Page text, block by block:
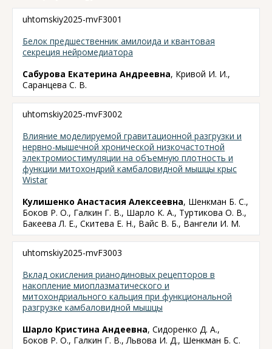
uhtomskiy2025-mvF3001
Белок предшественник амилоида и квантовая
секреция нейромедиатора
Сабурова Екатерина Андреевна, Кривой И. И.,
Саранцева С. В.
uhtomskiy2025-mvF3002
Влияние моделируемой гравитационной разгрузки и
нервно-мышечной хронической низкочастотной
электромиостимуляции на объемную плотность и
функции митохондрий камбаловидной мышцы крыс
Wistar
Кулишенко Анастасия Алексеевна, Шенкман Б. С.,
Боков Р. О., Галкин Г. В., Шарло К. А., Туртикова О. В.,
Бакеева Л. Е., Скитева Е. Н., Вайс В. Б., Вангели И. М.
uhtomskiy2025-mvF3003
Вклад окисления рианодиновых рецепторов в
накопление миоплазматического и
митохондриального кальция при функциональной
разгрузке камбаловидной мышцы
Шарло Кристина Андеевна, Сидоренко Д. А.,
Боков Р. О., Галкин Г. В., Львова И. Д., Шенкман Б. С.